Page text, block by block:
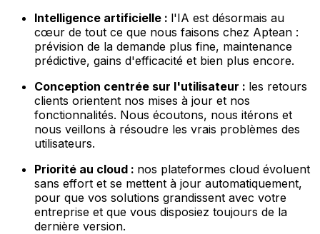
Intelligence artificielle : l'IA est désormais au
cœur de tout ce que nous faisons chez Aptean :
prévision de la demande plus fine, maintenance
prédictive, gains d'efficacité et bien plus encore.
Conception centrée sur l'utilisateur : les retours
clients orientent nos mises à jour et nos
fonctionnalités. Nous écoutons, nous itérons et
nous veillons à résoudre les vrais problèmes des
utilisateurs.
Priorité au cloud : nos plateformes cloud évoluent
sans effort et se mettent à jour automatiquement,
pour que vos solutions grandissent avec votre
entreprise et que vous disposiez toujours de la
dernière version.